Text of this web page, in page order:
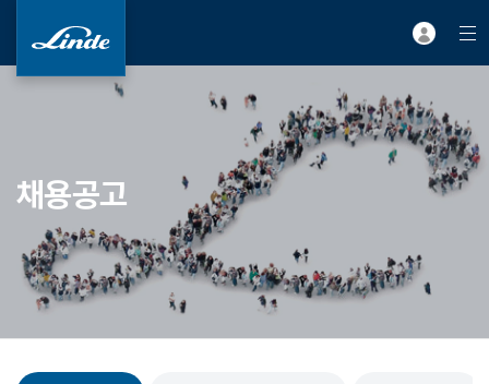
채용공고